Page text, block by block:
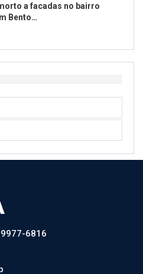
a facadas no bairro
Bento…
6816